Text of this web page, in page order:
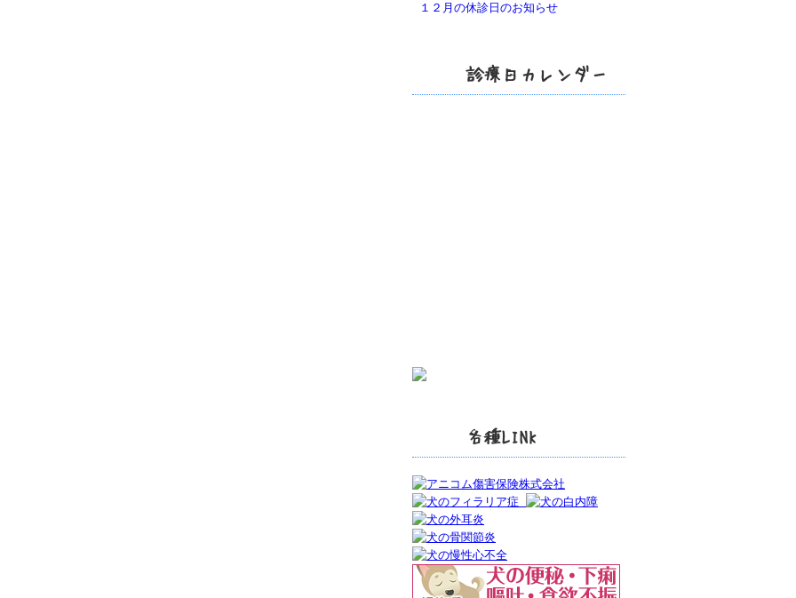
１２月の休診日のお知らせ
診療日カレンダー
各種LINK